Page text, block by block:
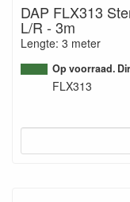
DAP FLX313
L/R - 3m
Lengte: 3 meter
Op voorraad.
FLX313